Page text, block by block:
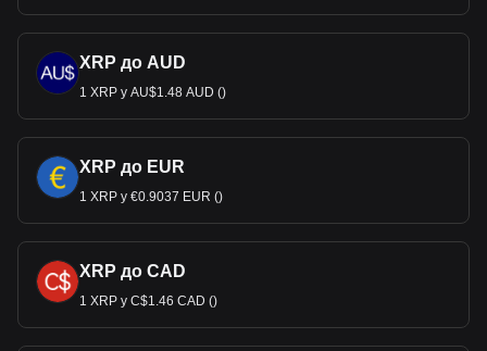
XRP до AUD
1 XRP у AU$1.48 AUD ()
XRP до EUR
1 XRP у €0.9037 EUR ()
XRP до CAD
1 XRP у C$1.46 CAD ()